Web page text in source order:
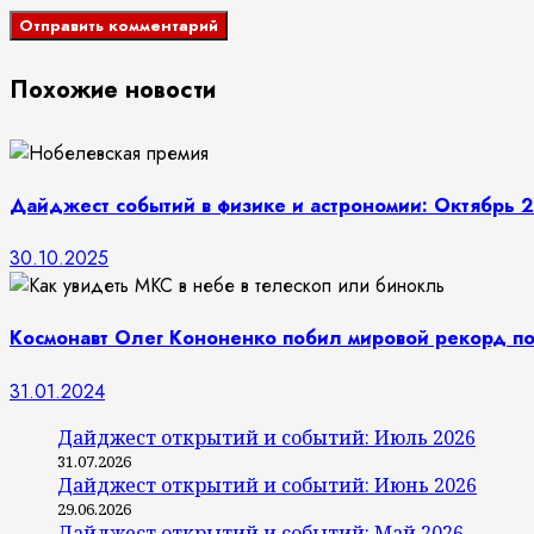
Похожие новости
Дайджест событий в физике и астрономии: Октябрь
30.10.2025
Космонавт Олег Кононенко побил мировой рекорд
31.01.2024
Дайджест открытий и событий: Июль 2026
31.07.2026
Дайджест открытий и событий: Июнь 2026
29.06.2026